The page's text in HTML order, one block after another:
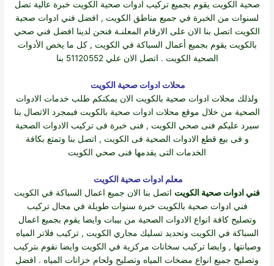
صحية الكويت يقوم بجميع تركيب ادوات صحية الكويت خبرة عالية تصل
لسنوات من الخبرة في جميع مناطق الكويت , افضل فني ادوات صحية
الكويت اتصل بنا الان على الارقام المعلنـة فنحن لدينا افضل فني صحي
بالكويت يقوم بجميع أعمال السباكة في الكويت , كل ما يخص الأدوات
الصحية الكويت . اتصل الان علي 51120552 بنا
محلات ادوات صحية الكويت
ولذلك محلات ادوات صحية بالكويت الان يمكنكم طلب خدمات الادوات
الصحية من خلال موقع محلات ادوات صحية بالكويت فبمجرد الاتصال بنا
سيرد عليكم فنى صحي الكويت , فنى خبرة فى تركيب الادوات الصحية
و فى بيع قطع الادوات الصحية فى الكويت , اتصل بنا وتمتع بكافة
الخدمات التى يقدمها فنى صحي الكويت
معلم ادوات صحية الكويت
فني ادوات صحية الكويت اتصل بنا الان جميع اعمال السباكة في الكويت
فني ادوات صحية بالكويت خبرة سنوات طويلة في مجال تركيب
وتصليح كافة انواع الادوات الصحية من بيبات وايضا يقوم بجميع اعمال
السباكة في الكويت وتحديد تسليك مجاري الكويت , تركيب فلاتر المياه
وصيانتها , وايضا تركيب سخانات مركزية في الكويت وايضا نقوم بتركيب
وتصليح جميع انواع مضخات المياه وتصليح ولحام خزانات المياه . افضل